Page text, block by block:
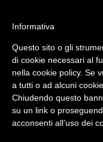
Regolamenti
Storia
Ormeggi
Sede e Servizi
Attività
Safeguarding
Informativa
Questo sito o gli
di cookie necessari al
nella cookie policy. Se
a tutti o ad alcuni
Chiudendo questo
su un link o
acconsenti all’uso dei